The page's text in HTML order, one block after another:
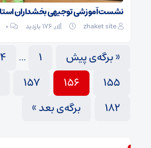
نشست آموزشی توجیهی بخشداران
zhaket site ۰
« برگه‌ی پیش 1
…
155
156
157
182 برگه‌ی بعد »